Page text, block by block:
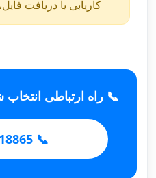
کاریابی یا دریافت
📞 راه ارتباطی
📞 09383418865